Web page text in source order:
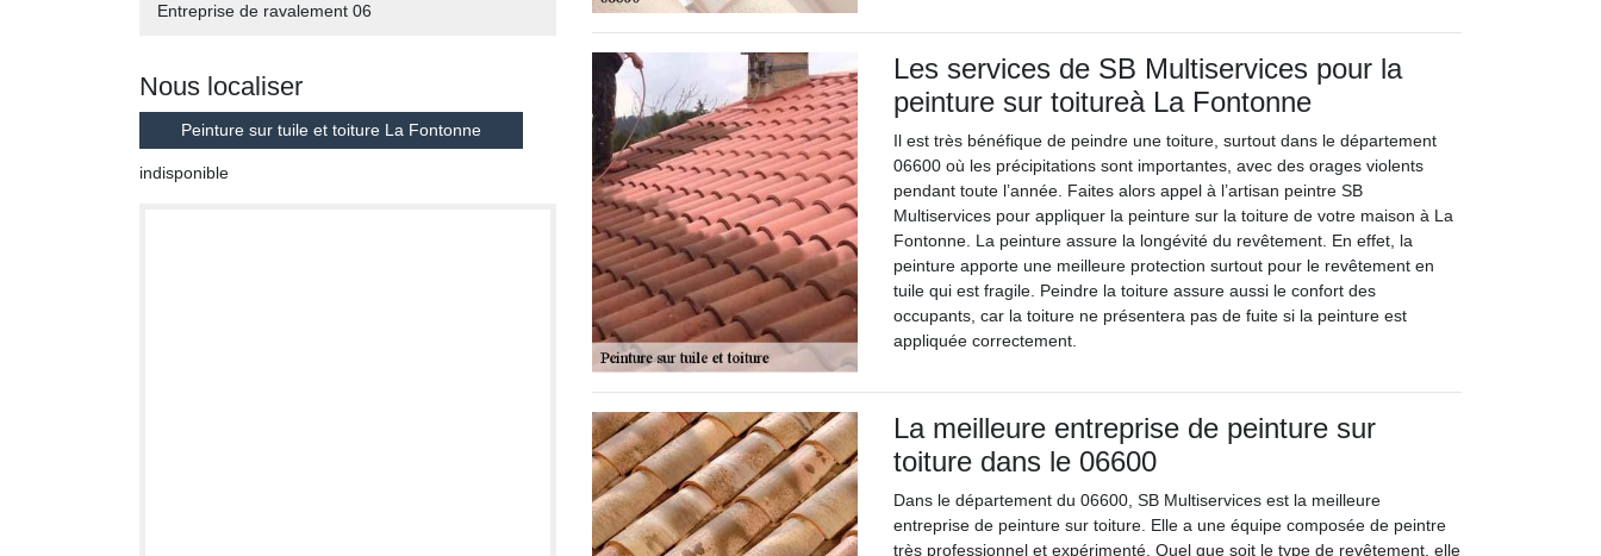
Entreprise de ravalement 06
Nous localiser
Peinture sur tuile et toiture La Fontonne
indisponible
Les services de SB Multiservices pour la
peinture sur toitureà La Fontonne
Il est très bénéfique de peindre une toiture, surtout dans le département
06600 où les précipitations sont importantes, avec des orages violents
pendant toute l’année. Faites alors appel à l’artisan peintre SB
Multiservices pour appliquer la peinture sur la toiture de votre maison à La
Fontonne. La peinture assure la longévité du revêtement. En effet, la
peinture apporte une meilleure protection surtout pour le revêtement en
tuile qui est fragile. Peindre la toiture assure aussi le confort des
occupants, car la toiture ne présentera pas de fuite si la peinture est
appliquée correctement.
La meilleure entreprise de peinture sur
toiture dans le 06600
Dans le département du 06600, SB Multiservices est la meilleure
entreprise de peinture sur toiture. Elle a une équipe composée de peintre
très professionnel et expérimenté. Quel que soit le type de revêtement, elle